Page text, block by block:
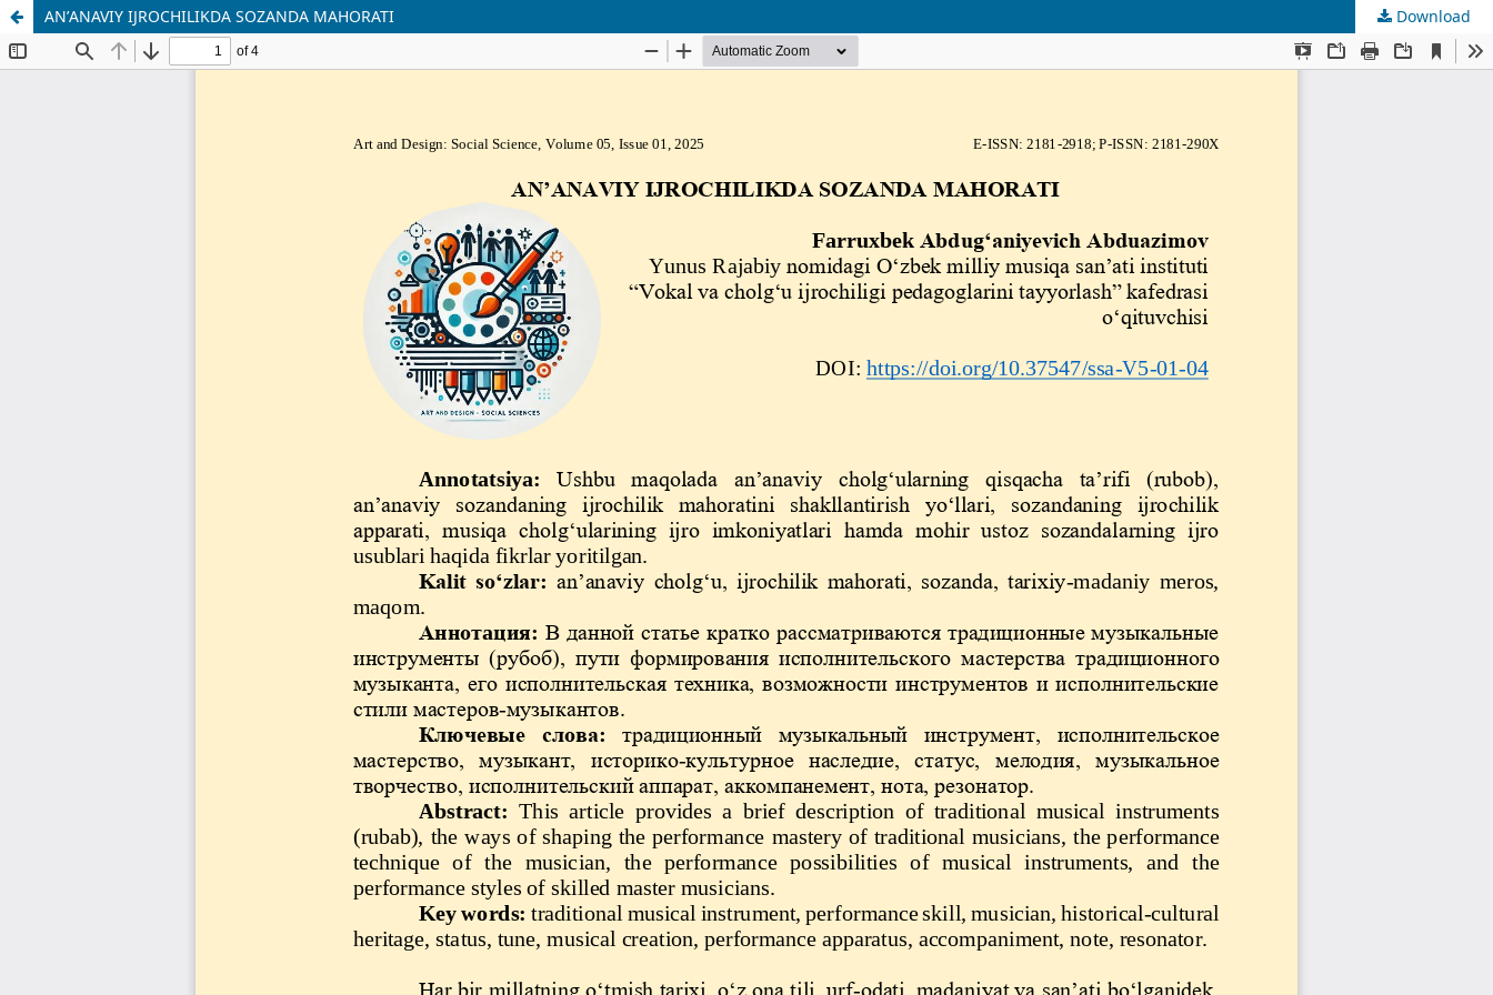
ANʼANAVIY IJROCHILIKDA SOZANDA MAHORATI Download